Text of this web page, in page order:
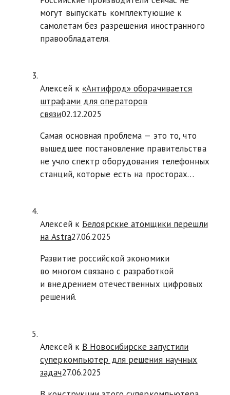
могут выпускать комплектующие к
самолетам без разрешения иностранного
правообладателя.
Алексей к «Антифрод» оборачивается
штрафами для операторов
связи02.12.2025
Самая основная проблема — это то, что
вышедшее постановление правительства
не учло спектр оборудования телефонных
станций, которые есть на просторах…
Алексей к Белоярские атомщики перешли
на Astra27.06.2025
Развитие российской экономики
во многом связано с разработкой
и внедрением отечественных цифровых
решений.
Алексей к В Новосибирске запустили
суперкомпьютер для решения научных
задач27.06.2025